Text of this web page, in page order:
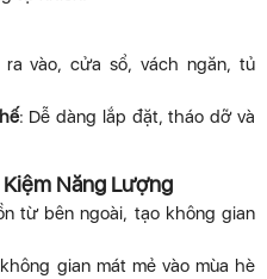
vào, cửa sổ, vách ngăn, tủ
: Dễ dàng lắp đặt, tháo dỡ và
Năng Lượng
từ bên ngoài, tạo không gian
gian mát mẻ vào mùa hè